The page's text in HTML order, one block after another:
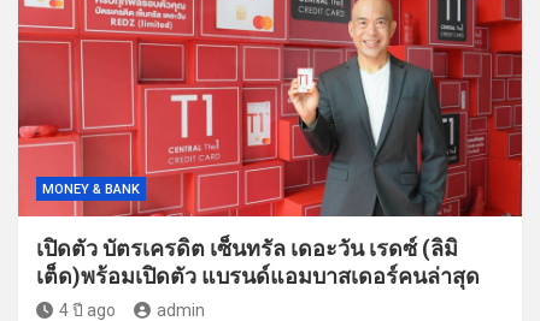
MONEY & BANK
เปิดตัว บัตรเครดิต เซ็นทรัล เดอะวัน เรดซ์ (ลิมิ
เต็ด)พร้อมเปิดตัว แบรนด์แอมบาสเดอร์คนล่าสุด
4 ปี ago admin